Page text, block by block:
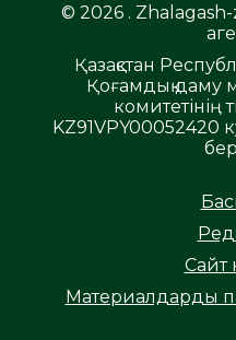
© 2026 . Zhalagash-
Қазақстан
Қоғамдық даму
комитетінің
KZ91VPY00052420
Сайт
Материалдарды